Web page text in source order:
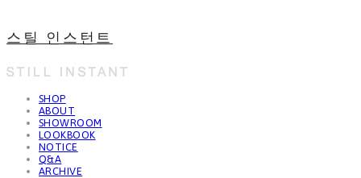
스틸 인스턴트
SHOP
ABOUT
SHOWROOM
LOOKBOOK
NOTICE
Q&A
ARCHIVE